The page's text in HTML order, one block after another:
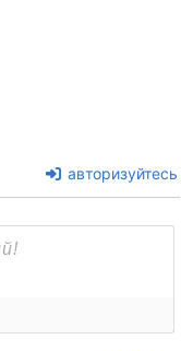
авторизуйтесь